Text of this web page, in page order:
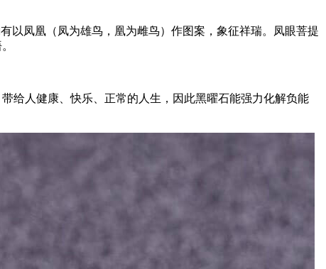
以凤凰（凤为雄鸟，凰为雌鸟）作图案，象征祥瑞。凤眼菩提
给人健康、快乐、正常的人生，因此黑曜石能强力化解负能